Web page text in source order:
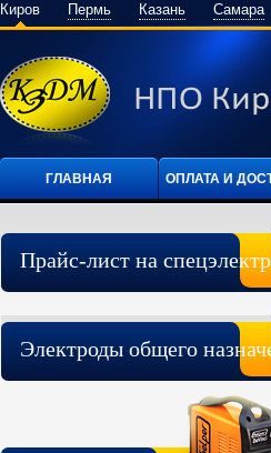
Киров Пермь Казань Самара
ГЛАВНАЯ ОПЛАТА И
Прайс-лист на
Электроды общего